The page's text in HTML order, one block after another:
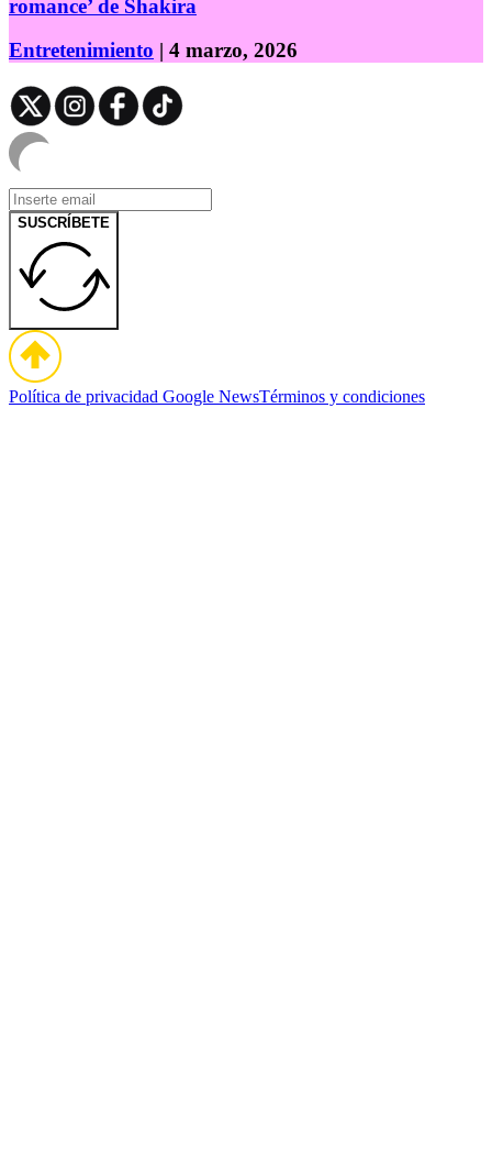
romance’ de Shakira
Entretenimiento | 4 marzo, 2026
SUSCRÍBETE
Política de privacidad Google NewsTérminos y condiciones